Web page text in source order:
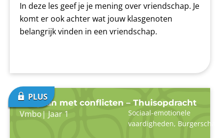
In deze les geef je je mening over vriendschap. Je
komt er ook achter wat jouw klasgenoten
belangrijk vinden in een vriendschap.
Omgaan met conflicten – Thuisopdracht
Vmbo| Jaar 1
Sociaal-emotionele
vaardigheden, Burgerschap